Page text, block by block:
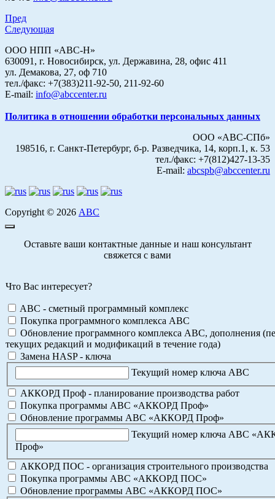
Пред
Следующая
ООО НПП «АВС-Н»
630091, г. Новосибирск, ул. Державина, 28, офис 411
ул. Демакова, 27, оф 710
тел./факс: +7(383)211-92-50, 211-92-60
E-mail: info@abccenter.ru
Политика в отношении обработки персональных данных
ООО «АВС-СПб»
198516, г. Санкт-Петербург, б-р. Разведчика, 14, корп.1, к. 53
тел./факс: +7(812)427-13-35
E-mail: abcspb@abccenter.ru
Copyright © 2026 АВС
Оставьте ваши контактные данные и наш консультант
свяжется с вами
Что Вас интересует?
ABC - сметный программный комплекс
Покупка программного комплекса АВС
Обновление программного комплекса АВС, дополнения
текущих редакций и модификаций в течение года)
Замена HASP - ключа
Текущий номер ключа АВС
АККОРД Проф - планирование производства работ
Покупка программы АВС «АККОРД Проф»
Обновление программы АВС «АККОРД Проф»
Текущий номер ключа АВС
Проф»
АККОРД ПОС - организация строительного производства
Покупка программы АВС «АККОРД ПОС»
Обновление программы АВС «АККОРД ПОС»